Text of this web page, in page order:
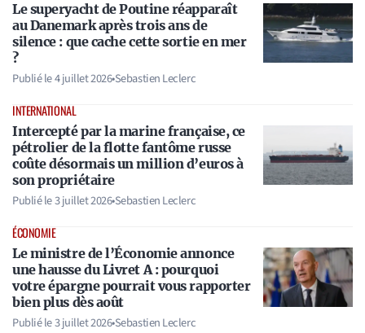
Le superyacht de Poutine réapparaît
au Danemark après trois ans de
silence : que cache cette sortie en mer
?
Publié le4 juillet 2026•Sebastien Leclerc
INTERNATIONAL
Intercepté par la marine française, ce
pétrolier de la flotte fantôme russe
coûte désormais un million d’euros à
son propriétaire
Publié le3 juillet 2026•Sebastien Leclerc
ÉCONOMIE
Le ministre de l’Économie annonce
une hausse du Livret A : pourquoi
votre épargne pourrait vous rapporter
bien plus dès août
Publié le3 juillet 2026•Sebastien Leclerc